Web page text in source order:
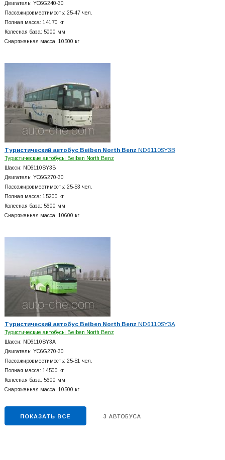
Двигатель: YC6G240-30
Пассажировместимость: 25-47 чел.
Полная масса: 14170 кг
Колесная база: 5000 мм
Снаряженная масса: 10500 кг
Туристический автобус Beiben North Benz ND6110SY3B
Туристические автобусы Beiben North Benz
Шасси: ND6110SY3B
Двигатель: YC6G270-30
Пассажировместимость: 25-53 чел.
Полная масса: 15200 кг
Колесная база: 5600 мм
Снаряженная масса: 10600 кг
Туристический автобус Beiben North Benz ND6110SY3A
Туристические автобусы Beiben North Benz
Шасси: ND6110SY3A
Двигатель: YC6G270-30
Пассажировместимость: 25-51 чел.
Полная масса: 14500 кг
Колесная база: 5600 мм
Снаряженная масса: 10500 кг
ПОКАЗАТЬ ВСЕ 3 АВТОБУСА